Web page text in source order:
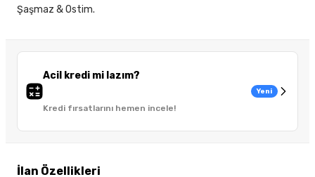
Acil kredi mi lazım?
Kredi fırsatlarını hemen incele!
Yeni
İlan Özellikleri
Şaşmaz & Ostim.